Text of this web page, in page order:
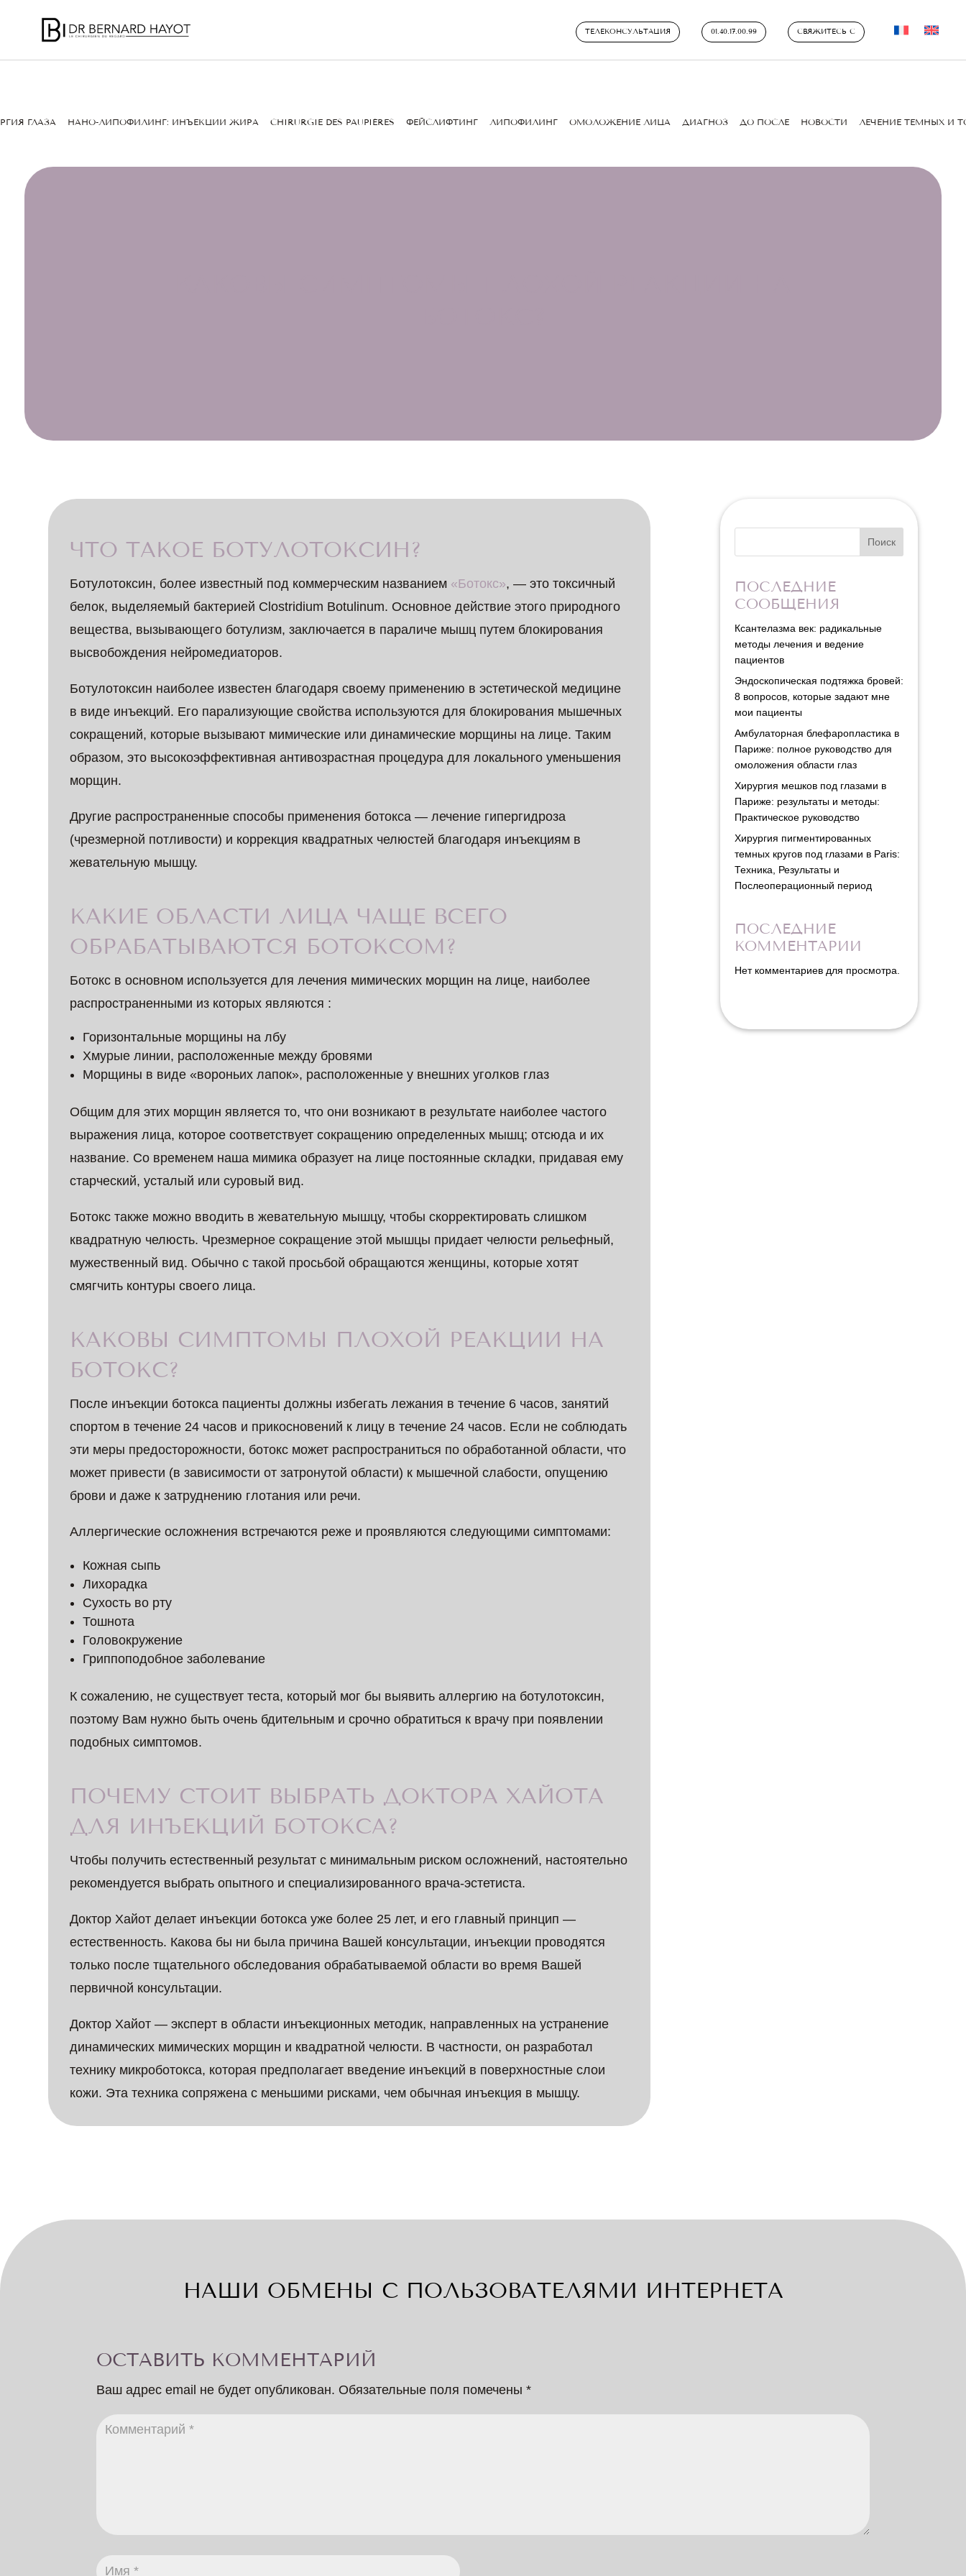
ТЕЛЕКОНСУЛЬТАЦИЯ 01.40.17.00.99 СВЯЖИТЕСЬ С
ГЛАЗА НАНО-ЛИПОФИЛИНГ: ИНЪЕКЦИИ ЖИРА CHIRURGIE DES PAUPIÈRES ФЕЙСЛИФТИНГ ЛИПОФИЛИНГ ОМОЛОЖЕНИЕ ЛИЦА ДИАГНОЗ ДО ПОСЛЕ НОВОСТИ ЛЕЧЕНИЕ ТЕМНЫХ И
ЧТО ТАКОЕ БОТУЛОТОКСИН?
Ботулотоксин, более известный под коммерческим названием «Ботокс», — это токсичный
белок, выделяемый бактерией Clostridium Botulinum. Основное действие этого природного
вещества, вызывающего ботулизм, заключается в параличе мышц путем блокирования
высвобождения нейромедиаторов.
Ботулотоксин наиболее известен благодаря своему применению в эстетической медицине
в виде инъекций. Его парализующие свойства используются для блокирования мышечных
сокращений, которые вызывают мимические или динамические морщины на лице. Таким
образом, это высокоэффективная антивозрастная процедура для локального уменьшения
морщин.
Другие распространенные способы применения ботокса — лечение гипергидроза
(чрезмерной потливости) и коррекция квадратных челюстей благодаря инъекциям в
жевательную мышцу.
КАКИЕ ОБЛАСТИ ЛИЦА ЧАЩЕ ВСЕГО
ОБРАБАТЫВАЮТСЯ БОТОКСОМ?
Ботокс в основном используется для лечения мимических морщин на лице, наиболее
распространенными из которых являются :
Горизонтальные морщины на лбу
Хмурые линии, расположенные между бровями
Морщины в виде «вороньих лапок», расположенные у внешних уголков глаз
Общим для этих морщин является то, что они возникают в результате наиболее частого
выражения лица, которое соответствует сокращению определенных мышц; отсюда и их
название. Со временем наша мимика образует на лице постоянные складки, придавая ему
старческий, усталый или суровый вид.
Ботокс также можно вводить в жевательную мышцу, чтобы скорректировать слишком
квадратную челюсть. Чрезмерное сокращение этой мышцы придает челюсти рельефный,
мужественный вид. Обычно с такой просьбой обращаются женщины, которые хотят
смягчить контуры своего лица.
КАКОВЫ СИМПТОМЫ ПЛОХОЙ РЕАКЦИИ НА
БОТОКС?
После инъекции ботокса пациенты должны избегать лежания в течение 6 часов, занятий
спортом в течение 24 часов и прикосновений к лицу в течение 24 часов. Если не соблюдать
эти меры предосторожности, ботокс может распространиться по обработанной области, что
может привести (в зависимости от затронутой области) к мышечной слабости, опущению
брови и даже к затруднению глотания или речи.
Аллергические осложнения встречаются реже и проявляются следующими симптомами:
Кожная сыпь
Лихорадка
Сухость во рту
Тошнота
Головокружение
Гриппоподобное заболевание
К сожалению, не существует теста, который мог бы выявить аллергию на ботулотоксин,
поэтому Вам нужно быть очень бдительным и срочно обратиться к врачу при появлении
подобных симптомов.
ПОЧЕМУ СТОИТ ВЫБРАТЬ ДОКТОРА ХАЙОТА
ДЛЯ ИНЪЕКЦИЙ БОТОКСА?
Чтобы получить естественный результат с минимальным риском осложнений, настоятельно
рекомендуется выбрать опытного и специализированного врача-эстетиста.
Доктор Хайот делает инъекции ботокса уже более 25 лет, и его главный принцип —
естественность. Какова бы ни была причина Вашей консультации, инъекции проводятся
только после тщательного обследования обрабатываемой области во время Вашей
первичной консультации.
Доктор Хайот — эксперт в области инъекционных методик, направленных на устранение
динамических мимических морщин и квадратной челюсти. В частности, он разработал
технику микроботокса, которая предполагает введение инъекций в поверхностные слои
кожи. Эта техника сопряжена с меньшими рисками, чем обычная инъекция в мышцу.
Поиск
ПОСЛЕДНИЕ
СООБЩЕНИЯ
Ксантелазма век: радикальные
методы лечения и ведение
пациентов
Эндоскопическая подтяжка бровей:
8 вопросов, которые задают мне
мои пациенты
Амбулаторная блефаропластика в
Париже: полное руководство для
омоложения области глаз
Хирургия мешков под глазами в
Париже: результаты и методы:
Практическое руководство
Хирургия пигментированных
темных кругов под глазами в Paris:
Техника, Результаты и
Послеоперационный период
ПОСЛЕДНИЕ
КОММЕНТАРИИ
Нет комментариев для просмотра.
НАШИ ОБМЕНЫ С ПОЛЬЗОВАТЕЛЯМИ ИНТЕРНЕТА
ОСТАВИТЬ КОММЕНТАРИЙ
Ваш адрес email не будет опубликован. Обязательные поля помечены*